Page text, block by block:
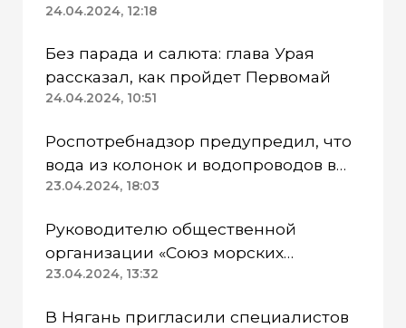
работают в две смены
24.04.2024, 12:18
Без парада и салюта: глава Урая
рассказал, как пройдет Первомай
24.04.2024, 10:51
Роспотребнадзор предупредил, что
вода из колонок и водопроводов в
Казанском районе непригодна для
23.04.2024, 18:03
Руководителю общественной
организации «Союз морских
пехотинцев» Югры вынесли
23.04.2024, 13:32
В Нягань пригласили специалистов